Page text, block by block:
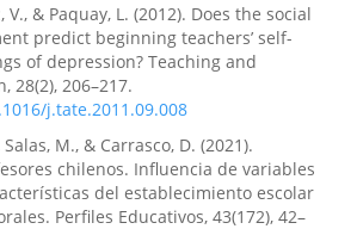
V., & Paquay, L. (2012). Does the social
predict beginning teachers’ self-
of depression? Teaching and
28(2), 206–217.
j.tate.2011.09.008
M., & Carrasco, D. (2021).
chilenos. Influencia de variables
del establecimiento escolar
Perfiles Educativos, 43(172), 42–